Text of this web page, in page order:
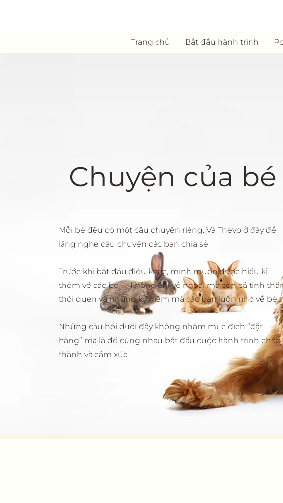
Trang chủ Bắt đầu hành trình
Chuyện của bé
Mỗi bé đều có một câu chuyện riêng. Và Thevo ở đây để
lắng nghe câu chuyện các bạn chia sẻ
Trước khi bắt đầu điêu khắc, mình muốn được hiểu kĩ
thêm về các bé — không chỉ vẻ ngoài mà còn cả tinh
thói quen và những kỷ niệm mà các bạn luôn nhớ về bé.
Những câu hỏi dưới đây không nhằm mục đích “đặt
hàng” mà là để cùng nhau bắt đầu cuộc hành trình chân
thành và cảm xúc.